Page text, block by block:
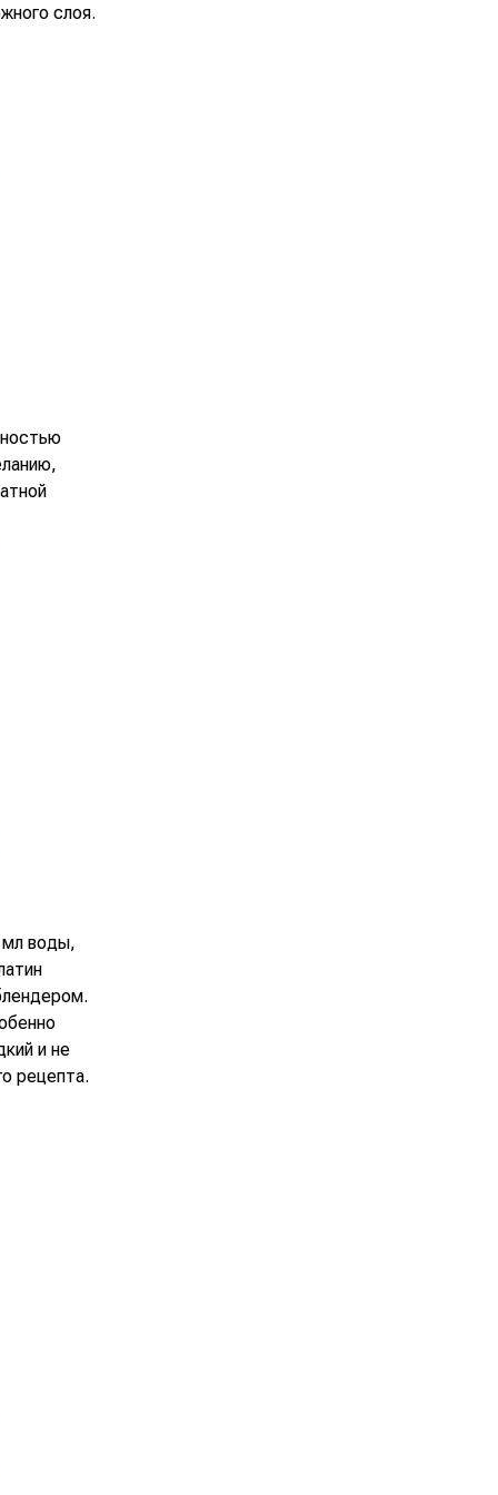
слоя.
мл воды,
и не
рецепта.